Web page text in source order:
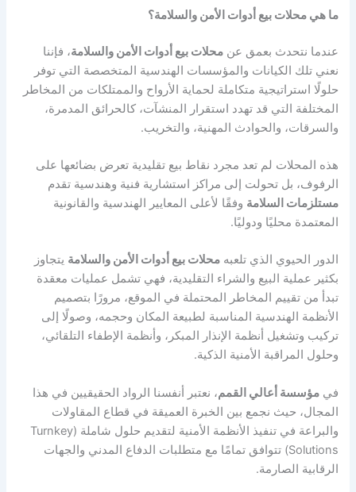
ما هي محلات بيع أدوات الأمن والسلامة؟
عندما نتحدث بعمق عنمحلات بيع أدوات الأمن والسلامة، فإننا
نعني تلك الكيانات والمؤسسات الهندسية المتخصصة التي توفر
حلولًا استراتيجية متكاملة لحماية الأرواح والممتلكات من المخاطر
المختلفة التي قد تهدد استقرار المنشآت، كالحرائق المدمرة،
والسرقات، والحوادث المهنية، والتخريب.
هذه المحلات لم تعد مجرد نقاط بيع تقليدية تعرض بضائعها على
الرفوف، بل تحولت إلى مراكز استشارية فنية وهندسية تقدم
مستلزمات السلامة وفقًا لأعلى المعايير الهندسية والقانونية
المعتمدة محليًا ودوليًا.
الدور الحيوي الذي تلعبهمحلات بيع أدوات الأمن والسلامة يتجاوز
بكثير عملية البيع والشراء التقليدية، فهي تشمل عمليات معقدة
تبدأ من تقييم المخاطر المحتملة في الموقع، مرورًا بتصميم
الأنظمة الهندسية المناسبة لطبيعة المكان وحجمه، وصولًا إلى
تركيب وتشغيل أنظمة الإنذار المبكر، وأنظمة الإطفاء التلقائي،
وحلول المراقبة الأمنية الذكية.
فيمؤسسة أعالي القمم، نعتبر أنفسنا الرواد الحقيقيين في هذا
المجال، حيث نجمع بين الخبرة العميقة في قطاع المقاولات
والبراعة في تنفيذ الأنظمة الأمنية لتقديم حلول شاملة (Turnkey
Solutions) تتوافق تمامًا مع متطلبات الدفاع المدني والجهات
الرقابية الصارمة.